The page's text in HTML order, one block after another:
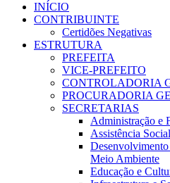
INÍCIO
CONTRIBUINTE
Certidões Negativas
ESTRUTURA
PREFEITA
VICE-PREFEITO
CONTROLADORIA
PROCURADORIA
SECRETARIAS
Administração e
Assistência Social
Meio Ambiente
Educação e